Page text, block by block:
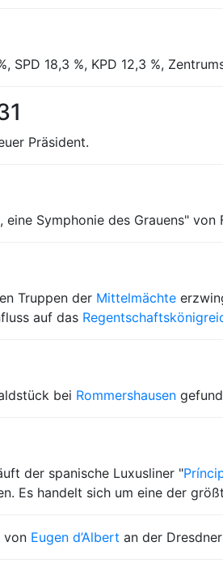
SPD 18,3 %, KPD 12,3 %,
Präsident.
Symphonie des Grauens" von
Truppen der Mittelmächte
auf das
bei Rommershausen
der spanische Luxusliner "
Es handelt sich um eine der
von Eugen d’Albert an der